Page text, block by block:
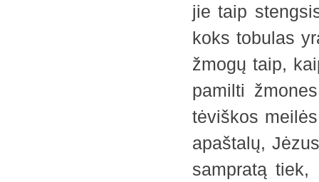
jie taip
koks tobulas
žmogų taip,
pamilti
tėviškos
apaštalų,
sampratą